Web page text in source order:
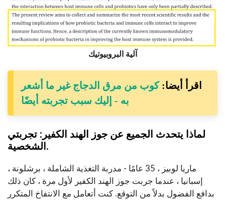
آلية البروبيوتيك
اقرأ أيضا:كوب من مرق الدجاج غير ما أشعر
به - إليك سبب تجربته أيضًا
لماذا يتحدث الجميع عن جوز الهند الكفير: تجربتي
الشخصية.
ماريا لوبيز ، 35 عامًا - مدربة التغذية الشاملة ، برشلونة ،
إسبانيا ، عندما جربت جوز الهند الكفير لأول مرة ، كان ذلك
بدافع الفضول بدلاً من التوقع. كنت أتعامل مع الانتفاخ المتكرر